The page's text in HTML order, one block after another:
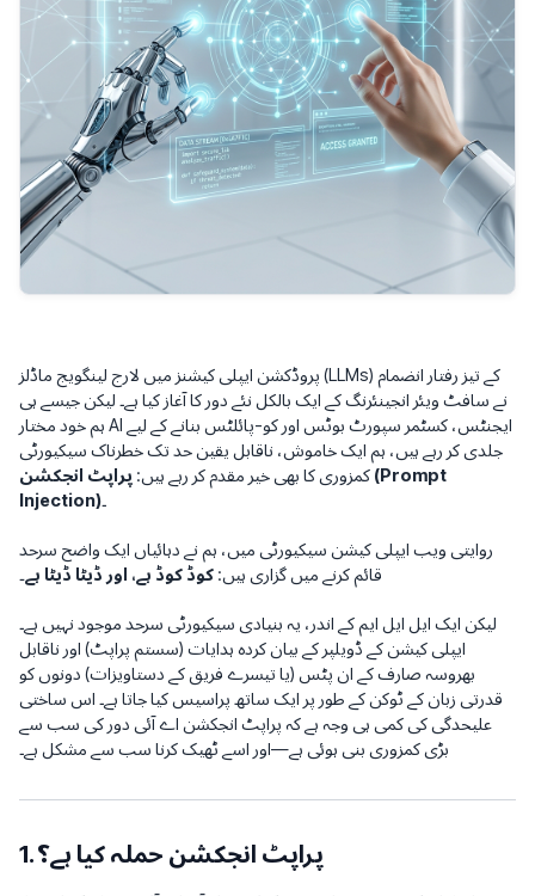
پروڈکشن ایپلی کیشنز میں لارج لینگویج ماڈلز (LLMs) کے تیز رفتار انضمام
نے سافٹ ویئر انجینئرنگ کے ایک بالکل نئے دور کا آغاز کیا ہے۔ لیکن جیسے ہی
ہم خود مختار AI ایجنٹس، کسٹمر سپورٹ بوٹس اور کو-پائلٹس بنانے کے لیے
جلدی کر رہے ہیں، ہم ایک خاموش، ناقابل یقین حد تک خطرناک سیکیورٹی
کمزوری کا بھی خیر مقدم کر رہے ہیں: پراپٹ انجکشن (Prompt
Injection)۔
روایتی ویب ایپلی کیشن سیکیورٹی میں، ہم نے دہائیاں ایک واضح سرحد
قائم کرنے میں گزاری ہیں: کوڈ کوڈ ہے، اور ڈیٹا ڈیٹا ہے۔
لیکن ایک ایل ایل ایم کے اندر، یہ بنیادی سیکیورٹی سرحد موجود نہیں ہے۔
ایپلی کیشن کے ڈویلپر کے بیان کردہ ہدایات (سستم پراپٹ) اور ناقابل
بھروسہ صارف کے ان پٹس (یا تیسرے فریق کے دستاویزات) دونوں کو
قدرتی زبان کے ٹوکن کے طور پر ایک ساتھ پراسیس کیا جاتا ہے۔ اس ساختی
علیحدگی کی کمی ہی وجہ ہے کہ پراپٹ انجکشن اے آئی دور کی سب سے
بڑی کمزوری بنی ہوئی ہے—اور اسے ٹھیک کرنا سب سے مشکل ہے۔
1. پراپٹ انجکشن حملہ کیا ہے؟